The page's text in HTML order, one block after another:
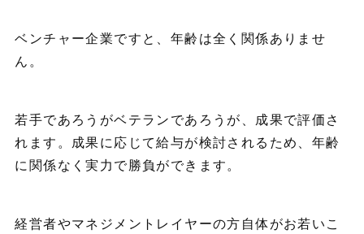
ベンチャー企業ですと、年齢は全く関係ありませ
ん。
若手であろうがベテランであろうが、成果で評価さ
れます。成果に応じて給与が検討されるため、年齢
に関係なく実力で勝負ができます。
経営者やマネジメントレイヤーの方自体がお若いこ